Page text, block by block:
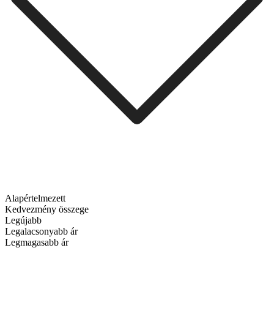
Alapértelmezett
Kedvezmény összege
Legújabb
Legalacsonyabb ár
Legmagasabb ár